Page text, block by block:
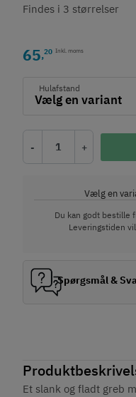
Et slank og fladt greb
Findes i 3 størrelser
65,20 Inkl. moms
Hulafstand
- +
Vælg en
Du kan godt bestille
Leveringstiden
Spørgsmål &